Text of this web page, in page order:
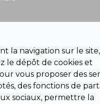
la navigation sur le site,
le dépôt de cookies et
vous proposer des
des fonctions de
sociaux, permettre la